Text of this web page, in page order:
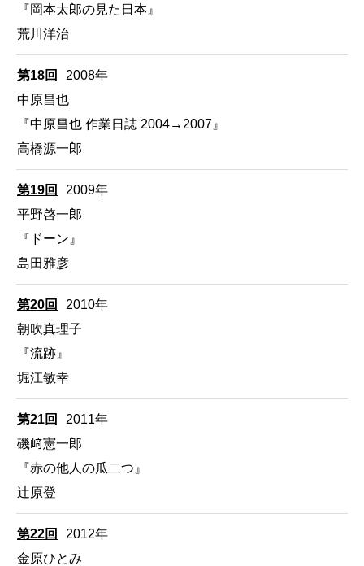
『岡本太郎の見た日本』
荒川洋治
第18回
2008年
中原昌也
『中原昌也 作業日誌 2004→2007』
高橋源一郎
第19回
2009年
平野啓一郎
『ドーン』
島田雅彦
第20回
2010年
朝吹真理子
『流跡』
堀江敏幸
第21回
2011年
磯﨑憲一郎
『赤の他人の瓜二つ』
辻原登
第22回
2012年
金原ひとみ